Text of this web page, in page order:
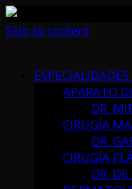
Skip to content
APARATO
DR.
CIRUGÍA
DR.
CIRUGÍA
DR.